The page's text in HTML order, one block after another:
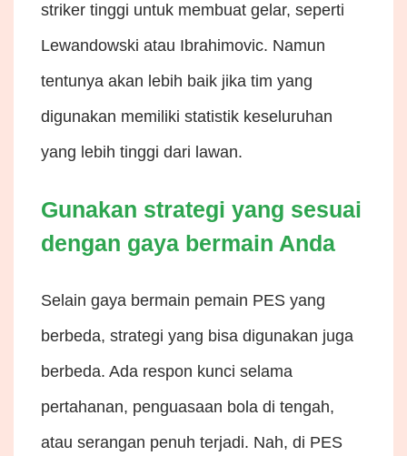
striker tinggi untuk membuat gelar, seperti
Lewandowski atau Ibrahimovic. Namun
tentunya akan lebih baik jika tim yang
digunakan memiliki statistik keseluruhan
yang lebih tinggi dari lawan.
Gunakan strategi yang sesuai
dengan gaya bermain Anda
Selain gaya bermain pemain PES yang
berbeda, strategi yang bisa digunakan juga
berbeda. Ada respon kunci selama
pertahanan, penguasaan bola di tengah,
atau serangan penuh terjadi. Nah, di PES